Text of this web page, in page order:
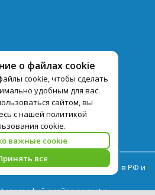
о файлах cookie
cookie, чтобы сделать
удобным для вас.
сайтом, вы
с нашей политикой
cookie.
важные cookie
все
данных
туристических услуг в РФ и
с сайта pegast.ru